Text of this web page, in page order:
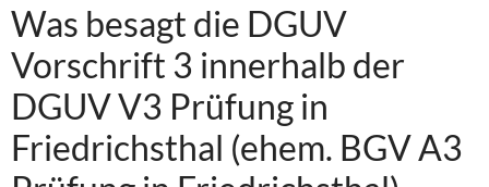
Was besagt die DGUV
Vorschrift 3 innerhalb der
DGUV V3 Prüfung in
Friedrichsthal (ehem. BGV A3